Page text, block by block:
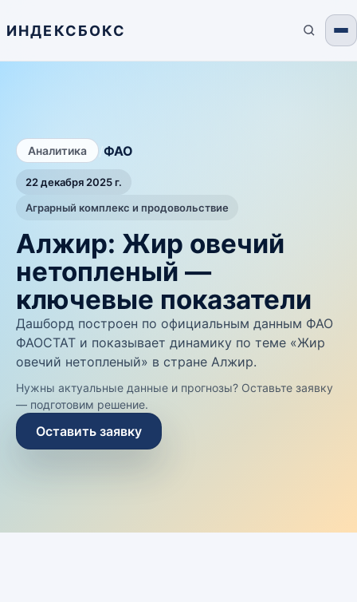
ИНДЕКСБОКС
Аналитика ФАО
22 декабря 2025 г.
Аграрный комплекс и продовольствие
Алжир: Жир овечий
нетопленый —
ключевые показатели
Дашборд построен по официальным данным ФАО
ФАОСТАТ и показывает динамику по теме «Жир
овечий нетопленый» в стране Алжир.
Нужны актуальные данные и прогнозы? Оставьте заявку
— подготовим решение.
Оставить заявку